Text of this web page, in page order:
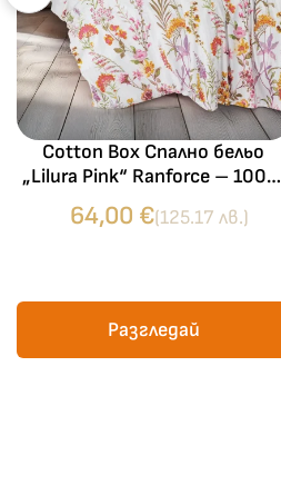
Cotton Box Спално бельо
„Lilura Pink“ Ranforce – 100%
памук ранфорс – 5 части –
за спалня с два плика
64,00 €(125.17 лв.)
Разгледай